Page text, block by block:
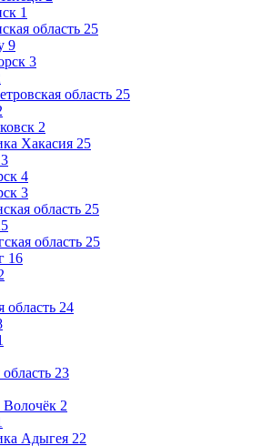
1
область 25
9
3
область 25
2
Хакасия 25
4
3
область 25
область 25
16
область 24
23
2
Адыгея 22